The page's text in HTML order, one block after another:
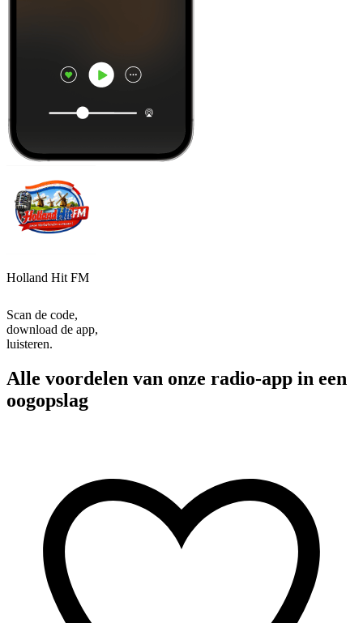
Holland Hit FM
Scan de code,
download de app,
luisteren.
Alle voordelen van onze radio-app in een
oogopslag